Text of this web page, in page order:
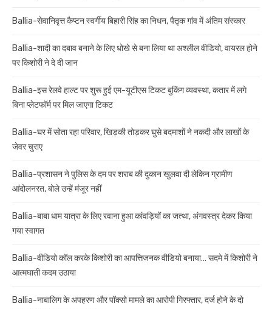
Ballia-सेवानिवृत्त कैप्टन स्वर्गीय बिहारी सिंह का निधन, पैतृक गांव में अंतिम संस्कार
Ballia-शादी का दबाव बनाने के लिए धोखे से बना लिया था अश्लील वीडियो, वायरल होने
पर किशोरी ने दे दी जान
Ballia-इस रेलवे हाल्ट पर शुरू हुई एम-यूटीएस टिकट बुकिंग व्यवस्था, कतार में लगे
बिना प्लेटफॉर्म पर मिल जाएगा टिकट
Ballia-घर में सोता रहा परिवार, खिड़की तोड़कर घुसे बदमाशों ने नकदी और लाखों के
जेवर चुराए
Ballia-प्रशासन ने पुलिस के दम पर शराब की दुकान खुलवा दी लेकिन ग्रामीण
आंदोलनरत, बोले उन्हें मंजूर नहीं
Ballia-बाबा धाम यात्रा के लिए रवाना हुआ कांवड़ियों का जत्था, अंगवस्त्र देकर किया
गया स्वागत
Ballia-वीडियो कॉल करके किशोरी का आपत्तिजनक वीडियो बनाया… सदमे में किशोरी ने
आत्मघाती कदम उठाया
Ballia-नाबालिग के अपहरण और पॉक्सो मामले का आरोपी गिरफ्तार, दर्ज होने के दो